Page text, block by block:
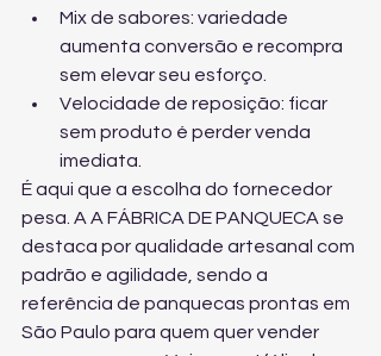
Mix de sabores: variedade
aumenta conversão e recompra
sem elevar seu esforço.
Velocidade de reposição: ficar
sem produto é perder venda
imediata.
É aqui que a escolha do fornecedor
pesa. A A FÁBRICA DE PANQUECA se
destaca por qualidade artesanal com
padrão e agilidade, sendo a
referência de panquecas prontas em
São Paulo para quem quer vender